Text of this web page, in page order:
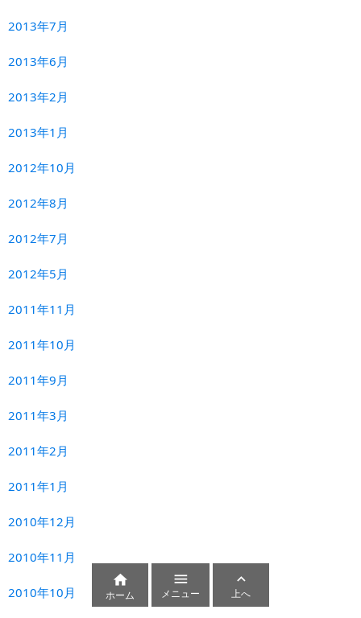
2013年7月
2013年6月
2013年2月
2013年1月
2012年10月
2012年8月
2012年7月
2012年5月
2011年11月
2011年10月
2011年9月
2011年3月
2011年2月
2011年1月
2010年12月
2010年11月
2010年10月

ホーム

メニュー

上へ